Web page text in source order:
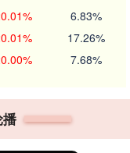
6.83%
17.26%
7.68%